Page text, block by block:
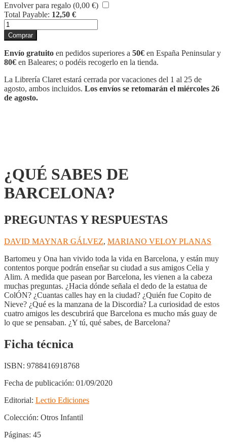
Envolver para regalo (0,00 €)
Total Payable: 12,50 €
¿QUÉ
SABES
DE
BARCELONA?
cantidad
Comprar
Envío gratuito en pedidos superiores a 50€ en España Peninsular y
80€ en Baleares; o podéis recogerlo en la tienda.
La Librería Claret estará cerrada por vacaciones del 1 al 25 de
agosto, ambos incluidos. Los envíos se retomarán el miércoles 26
de agosto.
¿QUÉ SABES DE
BARCELONA?
PREGUNTAS Y RESPUESTAS
DAVID MAYNAR GÁLVEZ, MARIANO VELOY PLANAS
Bartomeu y Ona han vivido toda la vida en Barcelona, y están muy
contentos porque podrán enseñar su ciudad a sus amigos Celia y
Alim. A medida que pasean por Barcelona, les vienen a la cabeza
muchas preguntas. ¿Hacia dónde señala el dedo de la estatua de
ColÓN? ¿Cuantas calles hay en la ciudad? ¿Quién fue Copito de
Nieve? ¿Qué es la manzana de la Discordia? La curiosidad de estos
cuatro amigos les descubrirá que Barcelona es mucho más guay de
lo que se pensaban. ¿Y tú, qué sabes, de Barcelona?
Ficha técnica
ISBN: 9788416918768
Fecha de publicación: 01/09/2020
Editorial: Lectio Ediciones
Colección: Otros Infantil
Páginas: 45